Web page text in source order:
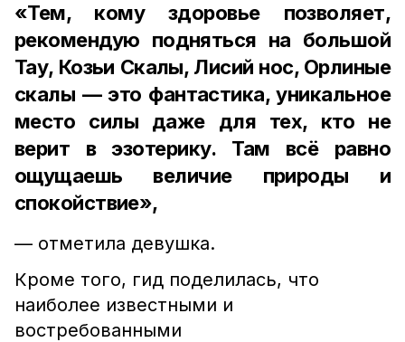
«Тем, кому здоровье позволяет,
рекомендую подняться на большой
Тау, Козьи Скалы, Лисий нос, Орлиные
скалы — это фантастика, уникальное
место силы даже для тех, кто не
верит в эзотерику. Там всё равно
ощущаешь величие природы и
спокойствие»,
— отметила девушка.
Кроме того, гид поделилась, что
наиболее известными и
востребованными